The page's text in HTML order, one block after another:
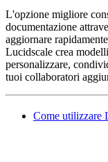
L'opzione migliore
documentazione
aggiornare
Lucidscale crea
personalizzare,
tuoi collaboratori
Come utilizzare